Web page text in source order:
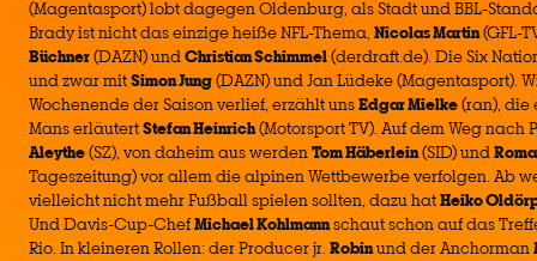
(Magentasport) lobt dagegen Oldenburg, als Stadt und BBL-
Brady ist nicht das einzige heiße NFL-Thema, Nicolas Martin(GFL-
Büchner(DAZN) undChristian Schimmel(derdraft.de). Die Six
und zwar mitSimon Jung(DAZN) und Jan Lüdeke (Magentasport).
Wochenende der Saison verlief, erzählt unsEdgar Mielke(ran), die
Mans erläutertStefan Heinrich(Motorsport TV). Auf dem Weg
Aleythe(SZ), von daheim aus werdenTom Häberlein(SID) und
Tageszeitung) vor allem die alpinen Wettbewerbe verfolgen. Ab
vielleicht nicht mehr Fußball spielen sollten, dazu hatHeiko
Und Davis-Cup-ChefMichael Kohlmannschaut schon auf das
Rio. In kleineren Rollen: der Producer jr.Robinund der Anchorman